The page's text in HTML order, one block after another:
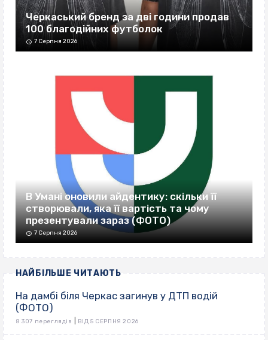
Черкаський бренд за дві години продав
100 благодійних футболок
7 Серпня 2026
В Умані оновили айдентику: скільки її
створювали, яка її вартість та чому
презентували зараз (ФОТО)
7 Серпня 2026
НАЙБІЛЬШЕ ЧИТАЮТЬ
На дамбі біля Черкас загинув у ДТП водій
(ФОТО)
8 307 переглядів ВІД 5 СЕРПНЯ 2026